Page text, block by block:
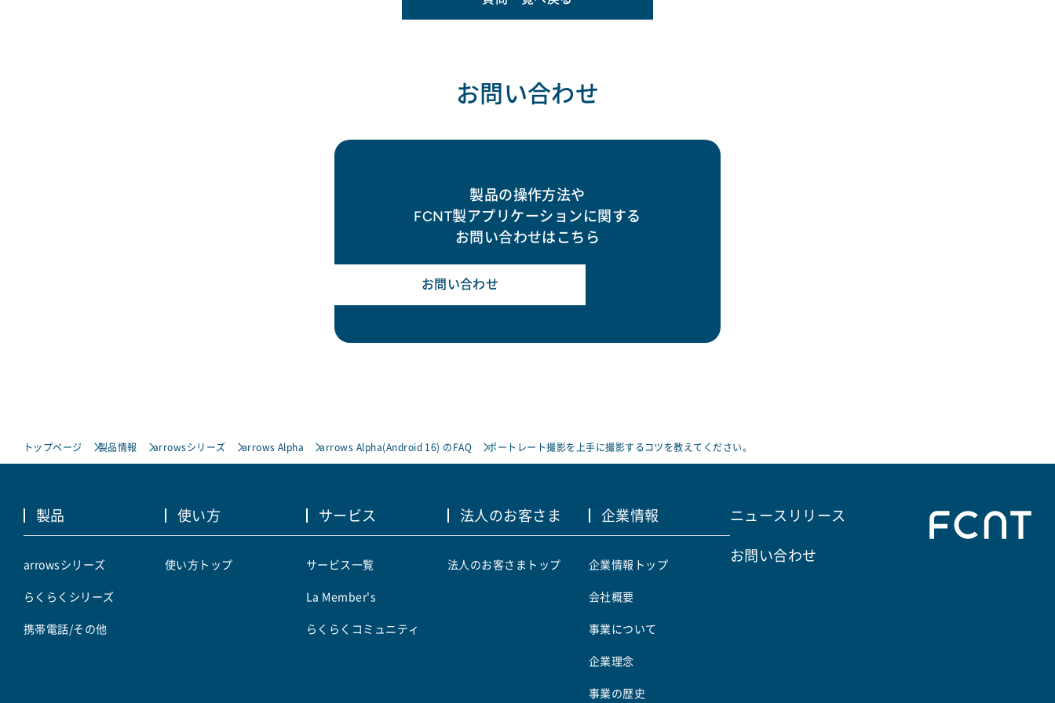
お問い合わせ
製品の操作方法や
FCNT製アプリケーションに関する
お問い合わせはこちら
お問い合わせ
トップページ 製品情報 arrowsシリーズ arrows Alpha arrows Alpha(Android 16) のFAQ ポートレート撮影を上手に撮影するコツを教えてください。
製品
arrowsシリーズ
らくらくシリーズ
携帯電話/その他
使い方
使い方トップ
サービス
サービス一覧
La Member's
らくらくコミュニティ
法人のお客さま
法人のお客さまトップ
企業情報
企業情報トップ
会社概要
事業について
企業理念
事業の歴史
ニュースリリース
お問い合わせ